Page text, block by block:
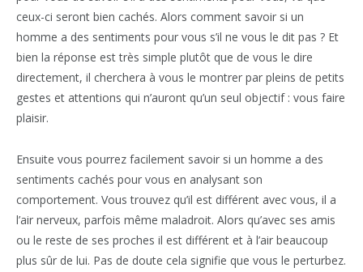
ceux-ci seront bien cachés. Alors comment savoir si un
homme a des sentiments pour vous s’il ne vous le dit pas ? Et
bien la réponse est très simple plutôt que de vous le dire
directement, il cherchera à vous le montrer par pleins de petits
gestes et attentions qui n’auront qu’un seul objectif : vous faire
plaisir.
Ensuite vous pourrez facilement savoir si un homme a des
sentiments cachés pour vous en analysant son
comportement. Vous trouvez qu’il est différent avec vous, il a
l’air nerveux, parfois même maladroit. Alors qu’avec ses amis
ou le reste de ses proches il est différent et à l’air beaucoup
plus sûr de lui. Pas de doute cela signifie que vous le perturbez.